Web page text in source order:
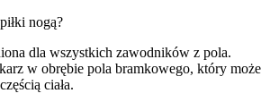
nogą?
dla wszystkich zawodników z pola.
w obrębie pola bramkowego, który może
ciała.